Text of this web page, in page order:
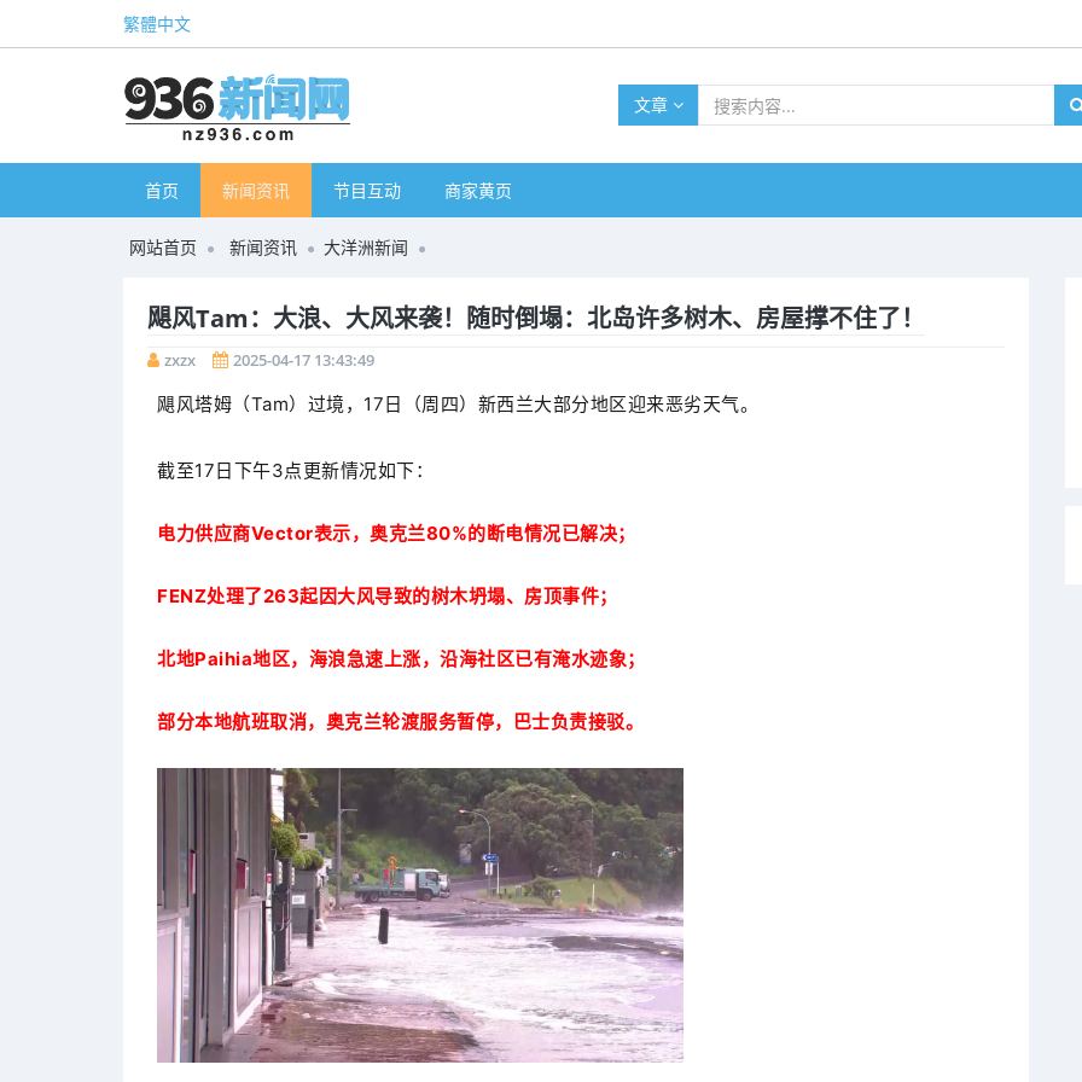
繁體中文
文章
首页 新闻资讯 节目互动 商家黄页
网站首页 新闻资讯 大洋洲新闻
飓风Tam：大浪、大风来袭！随时倒塌：北岛许多树木、房屋撑不住了！
zxzx 2025-04-17 13:43:49
飓风塔姆（Tam）过境，17日（周四）新西兰大部分地区迎来恶劣天气。
截至17日下午3点更新情况如下：
电力供应商Vector表示，奥克兰80%的断电情况已解决；
FENZ处理了263起因大风导致的树木坍塌、房顶事件；
北地Paihia地区，海浪急速上涨，沿海社区已有淹水迹象；
部分本地航班取消，奥克兰轮渡服务暂停，巴士负责接驳。